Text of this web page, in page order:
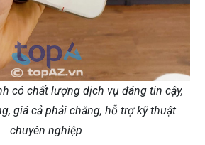
có chất lượng dịch vụ đáng tin cậy,
giá cả phải chăng, hỗ trợ kỹ thuật
chuyên nghiệp